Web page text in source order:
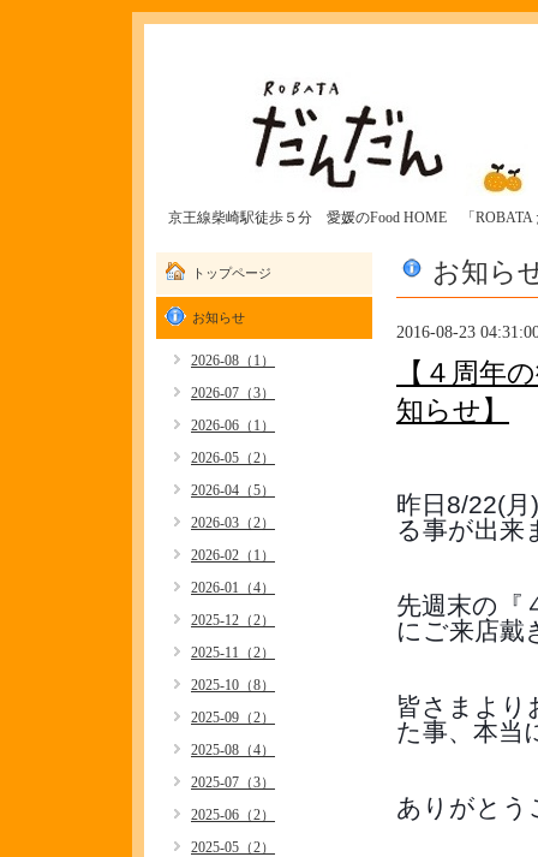
京王線柴崎駅徒歩５分 愛媛のFood HOME 「ROBATA
お知ら
2016-08-23
【４周年
知らせ】
昨日8/22(月
る事が出来
先週末の『
にご来店戴
皆さまより
た事、本当
ありがとう
トップページ
お知らせ
2026-08（1）
2026-07（3）
2026-06（1）
2026-05（2）
2026-04（5）
2026-03（2）
2026-02（1）
2026-01（4）
2025-12（2）
2025-11（2）
2025-10（8）
2025-09（2）
2025-08（4）
2025-07（3）
2025-06（2）
2025-05（2）